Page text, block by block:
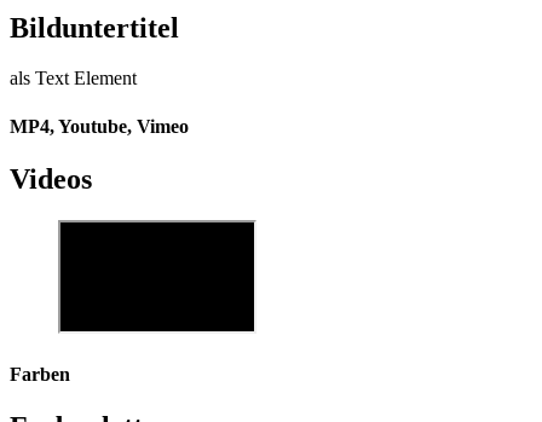
Bild­unter­titel
als Text Element
MP4, Youtube, Vimeo
Videos
Farben